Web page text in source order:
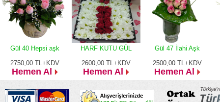
Gül 40 Hepsi aşk
2750,00 TL+KDV
Hemen Al
HARF KUTU GÜL
2600,00 TL+KDV
Hemen Al
Gül 47 İlahi Aşk
2500,00 TL+KDV
Hemen Al